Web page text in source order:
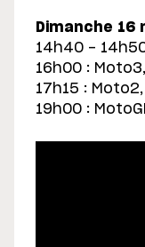
Dimanche 16
14h40 -
16h00 :
17h15 :
19h00 :